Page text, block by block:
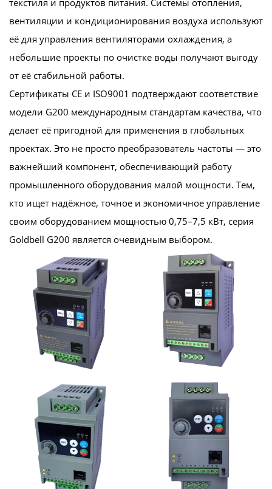
вентиляции и кондиционирования воздуха используют
её для управления вентиляторами охлаждения, а
небольшие проекты по очистке воды получают выгоду
от её стабильной работы.
Сертификаты CE и ISO9001 подтверждают соответствие
модели G200 международным стандартам качества, что
делает её пригодной для применения в глобальных
проектах. Это не просто преобразователь частоты — это
важнейший компонент, обеспечивающий работу
промышленного оборудования малой мощности. Тем,
кто ищет надёжное, точное и экономичное управление
своим оборудованием мощностью 0,75–7,5 кВт, серия
Goldbell G200 является очевидным выбором.